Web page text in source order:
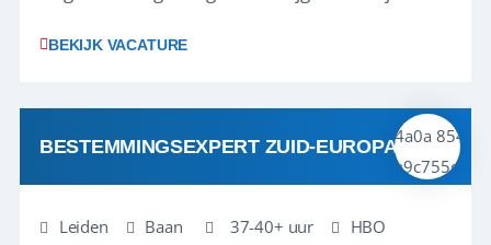
naar enthousiaste reisfanaten met een passie
samenstellen van hun droomreis.<br ...
BEKIJK VACATURE
BESTEMMINGSEXPERT ZUID-EUROPA
Leiden Baan 37-40+ uur HBO